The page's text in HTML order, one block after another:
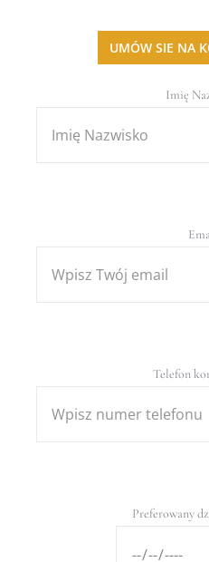
UMÓW SIE NA
Imię
Telefon
Preferowany